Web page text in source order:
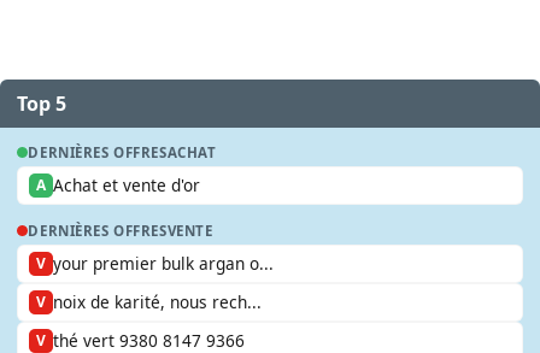
Top 5
DERNIÈRES OFFRESACHAT
A Achat et vente d'or
DERNIÈRES OFFRESVENTE
V your premier bulk argan o...
V noix de karité, nous rech...
V thé vert 9380 8147 9366